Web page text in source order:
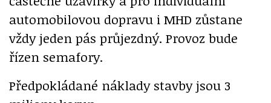
automobilovou dopravu i MHD zůstane
vždy jeden pás průjezdný. Provoz bude
řízen semafory.
Předpokládané náklady stavby jsou 3